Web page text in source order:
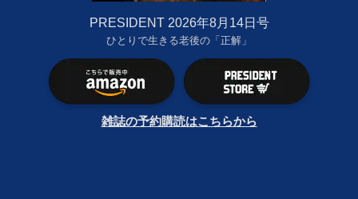
PRESIDENT 2026年8月14日号
ひとりで生きる老後の「正解」
雑誌の予約購読はこちらから